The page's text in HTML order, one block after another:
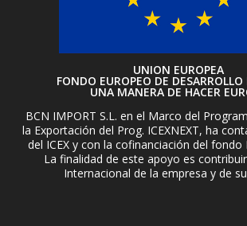
UNION EUROPEA
FONDO EUROPEO DE
UNA MANERA DE HACER
BCN IMPORT S.L. en el Marco del
la Exportación del Prog. ICEXNEXT, ha
del ICEX y con la cofinanciación del fondo
La finalidad de este apoyo es
Internacional de la empresa y de